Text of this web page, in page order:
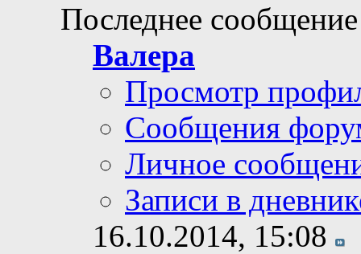
Последнее
Валера
Просмотр
Сообщения
Личное
Записи в
16.10.2014, 15:08